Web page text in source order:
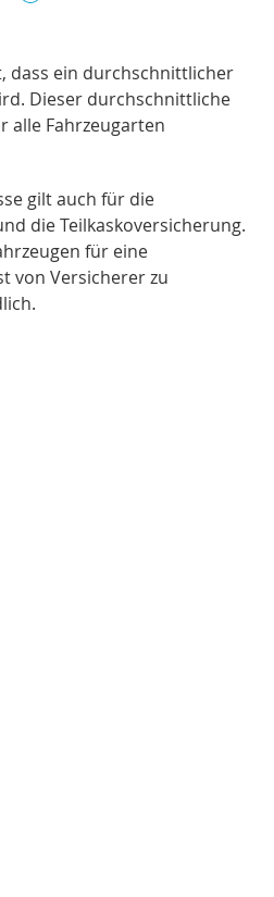
dass ein durchschnittlicher
Dieser durchschnittliche
alle Fahrzeugarten
gilt auch für die
die Teilkaskoversicherung.
für eine
von Versicherer zu